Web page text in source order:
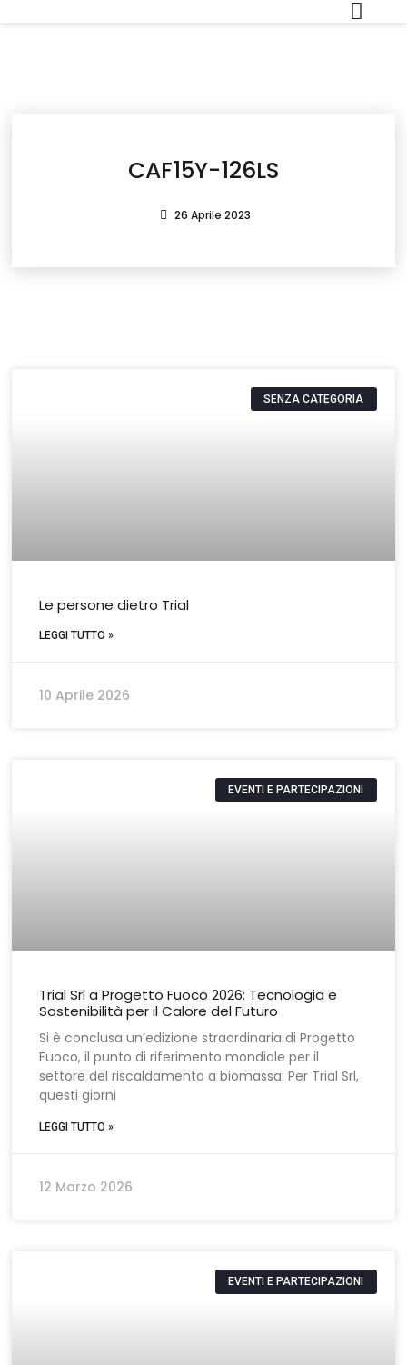
CAF15Y-126LS
26 Aprile 2023
SENZA CATEGORIA
Le persone dietro Trial
LEGGI TUTTO »
10 Aprile 2026
EVENTI E PARTECIPAZIONI
Trial Srl a Progetto Fuoco 2026: Tecnologia e
Sostenibilità per il Calore del Futuro
Si è conclusa un’edizione straordinaria di Progetto
Fuoco, il punto di riferimento mondiale per il
settore del riscaldamento a biomassa. Per Trial Srl,
questi giorni
LEGGI TUTTO »
12 Marzo 2026
EVENTI E PARTECIPAZIONI